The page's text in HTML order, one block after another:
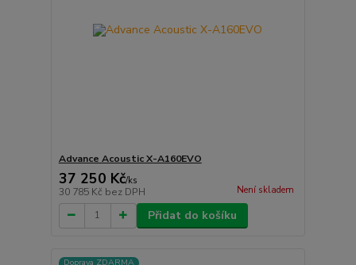
Advance Acoustic X-A160EVO
37 250 Kč/ks
30 785 Kč bez DPH Není skladem
Přidat do košíku
Doprava ZDARMA